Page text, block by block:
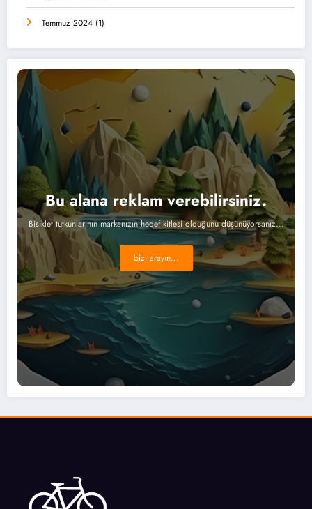
Temmuz 2024 (1)
Bu alana reklam verebilirsiniz.
Bisiklet tutkunlarının markanızın hedef kitlesi olduğunu düşünüyorsanız...
bizi arayın...